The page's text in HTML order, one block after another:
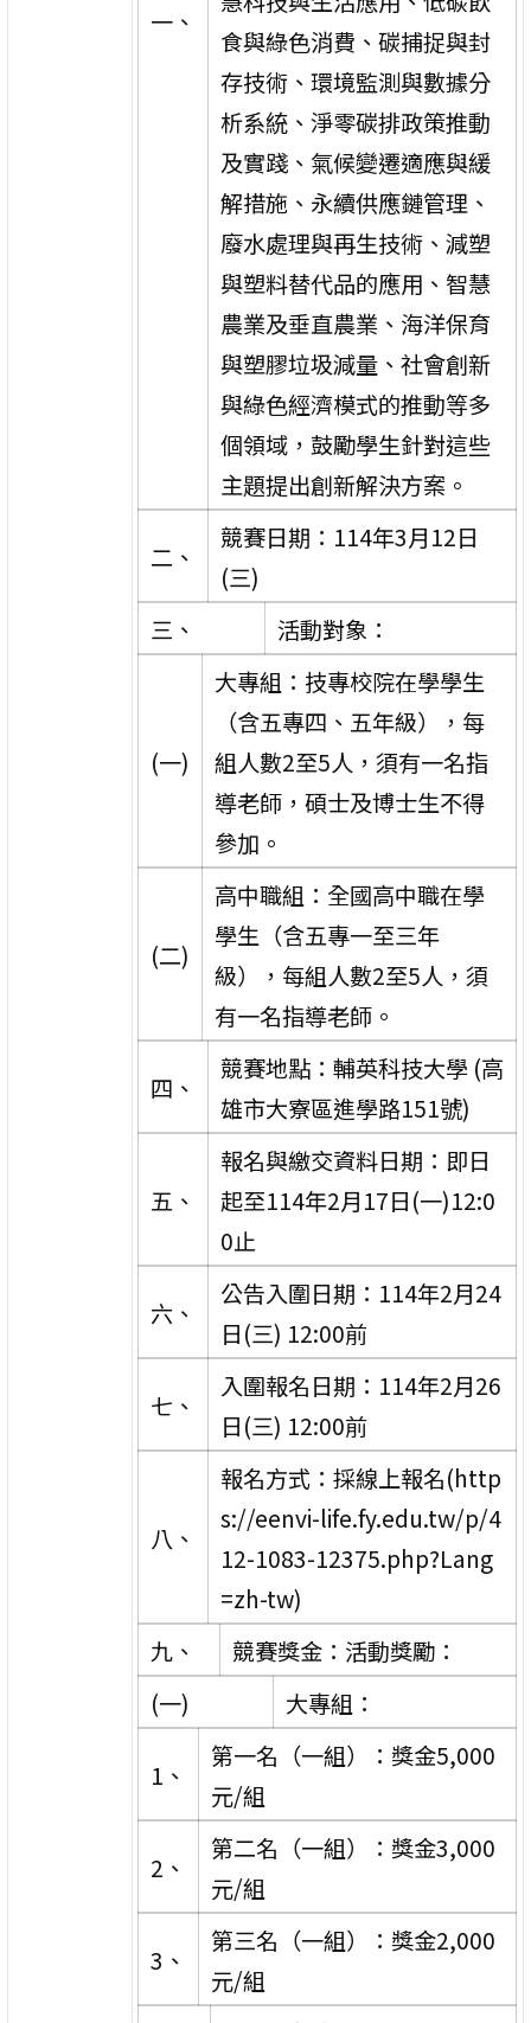
一、
食與綠色消費、碳捕捉與封
存技術、環境監測與數據分
析系統、淨零碳排政策推動
及實踐、氣候變遷適應與緩
解措施、永續供應鏈管理、
廢水處理與再生技術、減塑
與塑料替代品的應用、智慧
農業及垂直農業、海洋保育
與塑膠垃圾減量、社會創新
與綠色經濟模式的推動等多
個領域，鼓勵學生針對這些
主題提出創新解決方案。
二、
競賽日期：114年3月12日
(三)
三、
活動對象：
(一)
大專組：技專校院在學學生
（含五專四、五年級），每
組人數2至5人，須有一名指
導老師，碩士及博士生不得
參加。
(二)
高中職組：全國高中職在學
學生（含五專一至三年
級），每組人數2至5人，須
有一名指導老師。
四、
競賽地點：輔英科技大學 (高
雄市大寮區進學路151號)
五、
報名與繳交資料日期：即日
起至114年2月17日(一)12:0
0止
六、
公告入圍日期：114年2月24
日(三) 12:00前
七、
入圍報名日期：114年2月26
日(三) 12:00前
八、
報名方式：採線上報名(http
s://eenvi-life.fy.edu.tw/p/4
12-1083-12375.php?Lang
=zh-tw)
九、
競賽獎金：活動獎勵：
(一)
大專組：
1、
第一名（一組）：獎金5,000
元/組
2、
第二名（一組）：獎金3,000
元/組
3、
第三名（一組）：獎金2,000
元/組